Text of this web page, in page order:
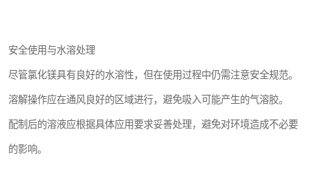
安全使用与水溶处理
尽管氯化镁具有良好的水溶性，但在使用过程中仍需注意安全规范。
溶解操作应在通风良好的区域进行，避免吸入可能产生的气溶胶。
配制后的溶液应根据具体应用要求妥善处理，避免对环境造成不必要
的影响。